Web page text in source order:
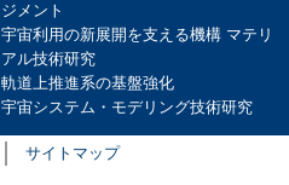
ジメント
宇宙利用の新展開を支える機構 マテリ
アル技術研究
軌道上推進系の基盤強化
宇宙システム・モデリング技術研究
サイトマップ